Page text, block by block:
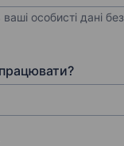
особисті дані